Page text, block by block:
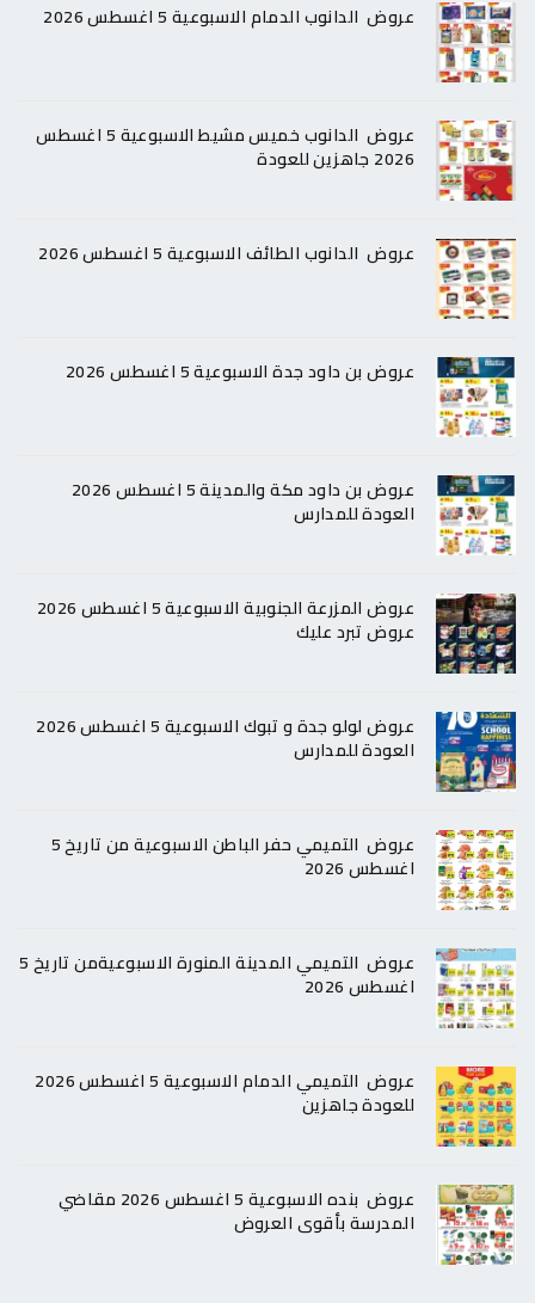
عروض الدانوب الدمام الاسبوعية 5 اغسطس 2026
عروض الدانوب خميس مشيط الاسبوعية 5 اغسطس
2026 جاهزين للعودة
عروض الدانوب الطائف الاسبوعية 5 اغسطس 2026
عروض بن داود جدة الاسبوعية 5 اغسطس 2026
عروض بن داود مكة والمدينة 5 اغسطس 2026
العودة للمدارس
عروض المزرعة الجنوبية الاسبوعية 5 اغسطس 2026
عروض تبرد عليك
عروض لولو جدة و تبوك الاسبوعية 5 اغسطس 2026
العودة للمدارس
عروض التميمي حفر الباطن الاسبوعية من تاريخ 5
اغسطس 2026
عروض التميمي المدينة المنورة الاسبوعيةمن تاريخ 5
اغسطس 2026
عروض التميمي الدمام الاسبوعية 5 اغسطس 2026
للعودة جاهزين
عروض بنده الاسبوعية 5 اغسطس 2026 مقاضي
المدرسة بأقوى العروض